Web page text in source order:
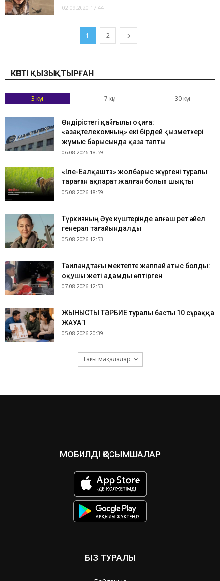
02.09.2020 17:44
1 2
КӨПТІ ҚЫЗЫҚТЫРҒАН
3 күн 7 күн 30 күн
Өндірістегі қайғылы оқиға:
«Қазақтелекомның» екі бірдей қызметкері
жұмыс барысында қаза тапты
06.08.2026 18:59
«Іле-Балқашта» жолбарыс жүргені туралы
тараған ақпарат жалған болып шықты
05.08.2026 18:59
Түркияның Әуе күштерінде алғаш рет әйел
генерал тағайындалды
05.08.2026 12:53
Таиландтағы мектепте жаппай атыс болды:
оқушы жеті адамды өлтірген
07.08.2026 12:53
ЖЫНЫСТЫҚ ТӘРБИЕ туралы басты 10 сұраққа
ЖАУАП
05.08.2026 20:39
Тағы мақалалар
МОБИЛДІ ҚОСЫМШАЛАР
БІЗ ТУРАЛЫ